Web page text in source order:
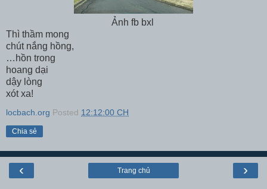
Ảnh fb bxl
Thì thầm mong
chút nắng hồng,
…hồn trong
hoang dại
dậy lòng
xót xa!
locbach.org Posted 12:12:00 CH
Chia sẻ
‹ ›
Trang chủ